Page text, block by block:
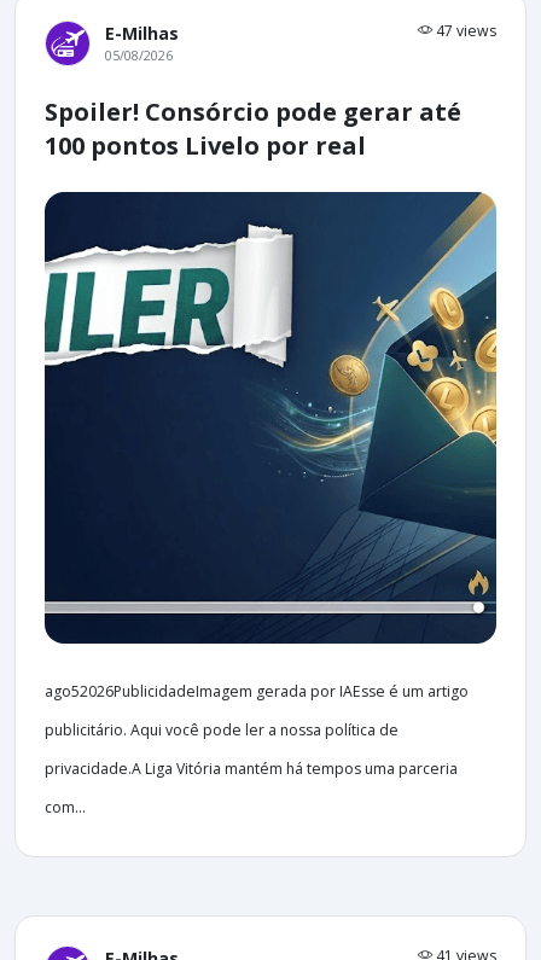
E-Milhas 47 views
05/08/2026
Spoiler! Consórcio pode gerar até
100 pontos Livelo por real
ago52026PublicidadeImagem gerada por IAEsse é um artigo
publicitário. Aqui você pode ler a nossa política de
privacidade.A Liga Vitória mantém há tempos uma parceria
com...